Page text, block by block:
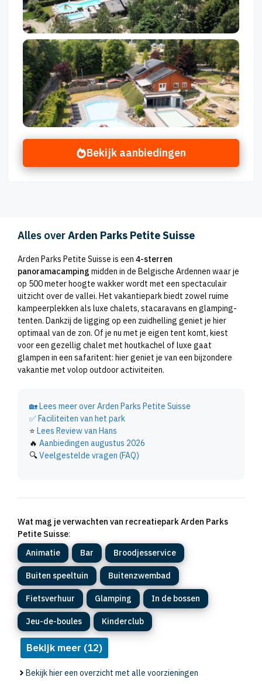
Bekijk aanbiedingen
Alles overArden Parks Petite Suisse
Arden Parks Petite Suisse is een 4-sterren
panoramacamping midden in de Belgische Ardennen waar je
op 500 meter hoogte wakker wordt met een spectaculair
uitzicht over de vallei. Het vakantiepark biedt zowel ruime
kampeerplekken als luxe chalets, stacaravans en glamping-
tenten. Dankzij de ligging op een zuidhelling geniet je hier
optimaal van de zon. Of je nu met je eigen tent komt, kiest
voor een gezellig chalet met houtkachel of luxe gaat
glampen in een safaritent: hier geniet je van een bijzondere
vakantie met volop outdoor activiteiten.
🏡Lees meer over Arden Parks Petite Suisse
✅Faciliteiten van het park
⭐ Lees Review van Hans
🔥 Aanbiedingen augustus 2026
🔍Veelgestelde vragen (FAQ)
Wat mag je verwachten van recreatiepark Arden Parks
Petite Suisse:
Animatie
Bar Broodjesservice
Buiten speeltuin Buitenzwembad
Fietsverhuur Glamping In de bossen
Jeu-de-boules Kinderclub
Bekijk meer (12)
Bekijk hier een overzicht met alle voorzieningen